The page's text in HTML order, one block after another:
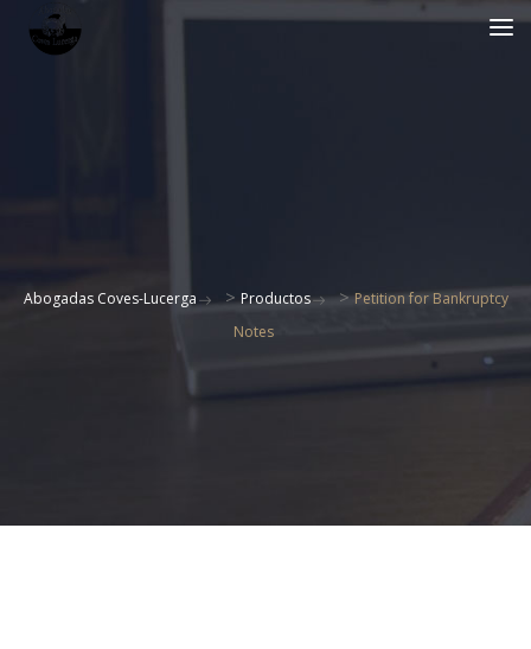
Abogadas Coves-Lucerga >Productos >Petition for Bankruptcy
Notes